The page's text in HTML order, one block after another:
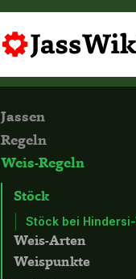
Jassen
Regeln
Weis-Regeln
Stöck
Stöck bei
Weis-Arten
Weispunkte